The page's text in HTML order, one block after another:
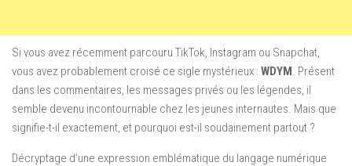
Si vous avez récemment parcouru TikTok, Instagram ou Snapchat,
vous avez probablement croisé ce sigle mystérieux : WDYM. Présent
dans les commentaires, les messages privés ou les légendes, il
semble devenu incontournable chez les jeunes internautes. Mais que
signifie-t-il exactement, et pourquoi est-il soudainement partout ?
Décryptage d’une expression emblématique du langage numérique